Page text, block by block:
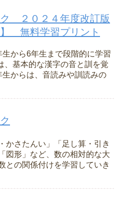
２０２４年度改訂版
】 無料学習プリント
から6年生まで段階的に学習
、基本的な漢字の音と訓を覚
からは、音読みや訓読みの
かさたんい」「足し算・引き
図形」など、数の相対的な大
との関係付けを学習していき